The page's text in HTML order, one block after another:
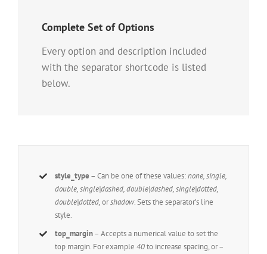
Complete Set of Options
Every option and description included
with the separator shortcode is listed
below.
style_type – Can be one of these values:none, single,
double, single|dashed, double|dashed, single|dotted,
double|dotted,orshadow. Sets the separator’s line
style.
top_margin– Accepts a numerical value to set the
top margin. For example40to increase spacing, or –